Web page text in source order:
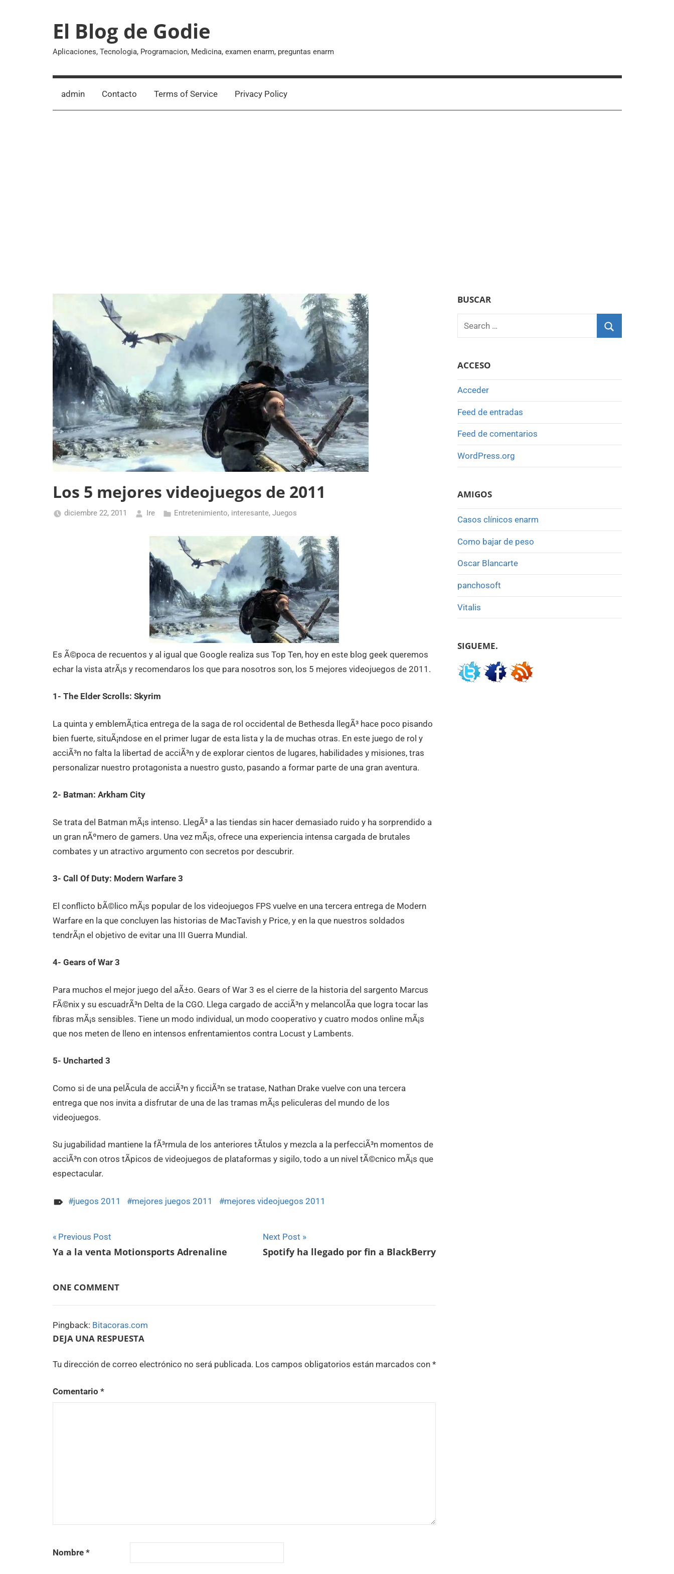
El Blog de Godie
Aplicaciones, Tecnologia, Programacion, Medicina, examen enarm, preguntas enarm
admin Contacto Terms of Service Privacy Policy
Los 5 mejores videojuegos de 2011
diciembre 22, 2011 Ire Entretenimiento, interesante, Juegos
Es Ã©poca de recuentos y al igual que Google realiza sus Top Ten, hoy en este blog geek queremos
echar la vista atrÃ¡s y recomendaros los que para nosotros son, los 5 mejores videojuegos de 2011.
1- The Elder Scrolls: Skyrim
La quinta y emblemÃ¡tica entrega de la saga de rol occidental de Bethesda llegÃ³ hace poco pisando
bien fuerte, situÃ¡ndose en el primer lugar de esta lista y la de muchas otras. En este juego de rol y
acciÃ³n no falta la libertad de acciÃ³n y de explorar cientos de lugares, habilidades y misiones, tras
personalizar nuestro protagonista a nuestro gusto, pasando a formar parte de una gran aventura.
2- Batman: Arkham City
Se trata del Batman mÃ¡s intenso. LlegÃ³ a las tiendas sin hacer demasiado ruido y ha sorprendido a
un gran nÃºmero de gamers. Una vez mÃ¡s, ofrece una experiencia intensa cargada de brutales
combates y un atractivo argumento con secretos por descubrir.
3- Call Of Duty: Modern Warfare 3
El conflicto bÃ©lico mÃ¡s popular de los videojuegos FPS vuelve en una tercera entrega de Modern
Warfare en la que concluyen las historias de MacTavish y Price, y en la que nuestros soldados
tendrÃ¡n el objetivo de evitar una III Guerra Mundial.
4- Gears of War 3
Para muchos el mejor juego del aÃ±o. Gears of War 3 es el cierre de la historia del sargento Marcus
FÃ©nix y su escuadrÃ³n Delta de la CGO. Llega cargado de acciÃ³n y melancolÃ­a que logra tocar las
fibras mÃ¡s sensibles. Tiene un modo individual, un modo cooperativo y cuatro modos online mÃ¡s
que nos meten de lleno en intensos enfrentamientos contra Locust y Lambents.
5- Uncharted 3
Como si de una pelÃ­cula de acciÃ³n y ficciÃ³n se tratase, Nathan Drake vuelve con una tercera
entrega que nos invita a disfrutar de una de las tramas mÃ¡s peliculeras del mundo de los
videojuegos.
Su jugabilidad mantiene la fÃ³rmula de los anteriores tÃ­tulos y mezcla a la perfecciÃ³n momentos de
acciÃ³n con otros tÃ­picos de videojuegos de plataformas y sigilo, todo a un nivel tÃ©cnico mÃ¡s que
espectacular.
juegos 2011 mejores juegos 2011 mejores videojuegos 2011
Navegación
de
Previous Post
Ya a la venta Motionsports Adrenaline
Next Post
Spotify ha llegado por fin a BlackBerry
ONE COMMENT
Pingback: Bitacoras.com
DEJA UNA RESPUESTA
Tu dirección de correo electrónico no será publicada. Los campos obligatorios están marcados con *
Comentario *
Nombre *
BUSCAR
Search
for:
ACCESO
Acceder
Feed de entradas
Feed de comentarios
WordPress.org
AMIGOS
Casos clínicos enarm
Como bajar de peso
Oscar Blancarte
panchosoft
Vitalis
SIGUEME.